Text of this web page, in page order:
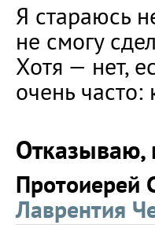
Я стараюсь
не смогу
Хотя — нет,
очень часто:
Отказываю,
Протоиерей
Лаврентия